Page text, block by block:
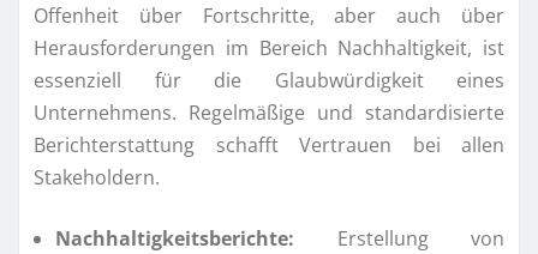
Offenheit über Fortschritte, aber auch über
Herausforderungen im Bereich Nachhaltigkeit, ist
essenziell für die Glaubwürdigkeit eines
Unternehmens. Regelmäßige und standardisierte
Berichterstattung schafft Vertrauen bei allen
Stakeholdern.
Nachhaltigkeitsberichte: Erstellung von